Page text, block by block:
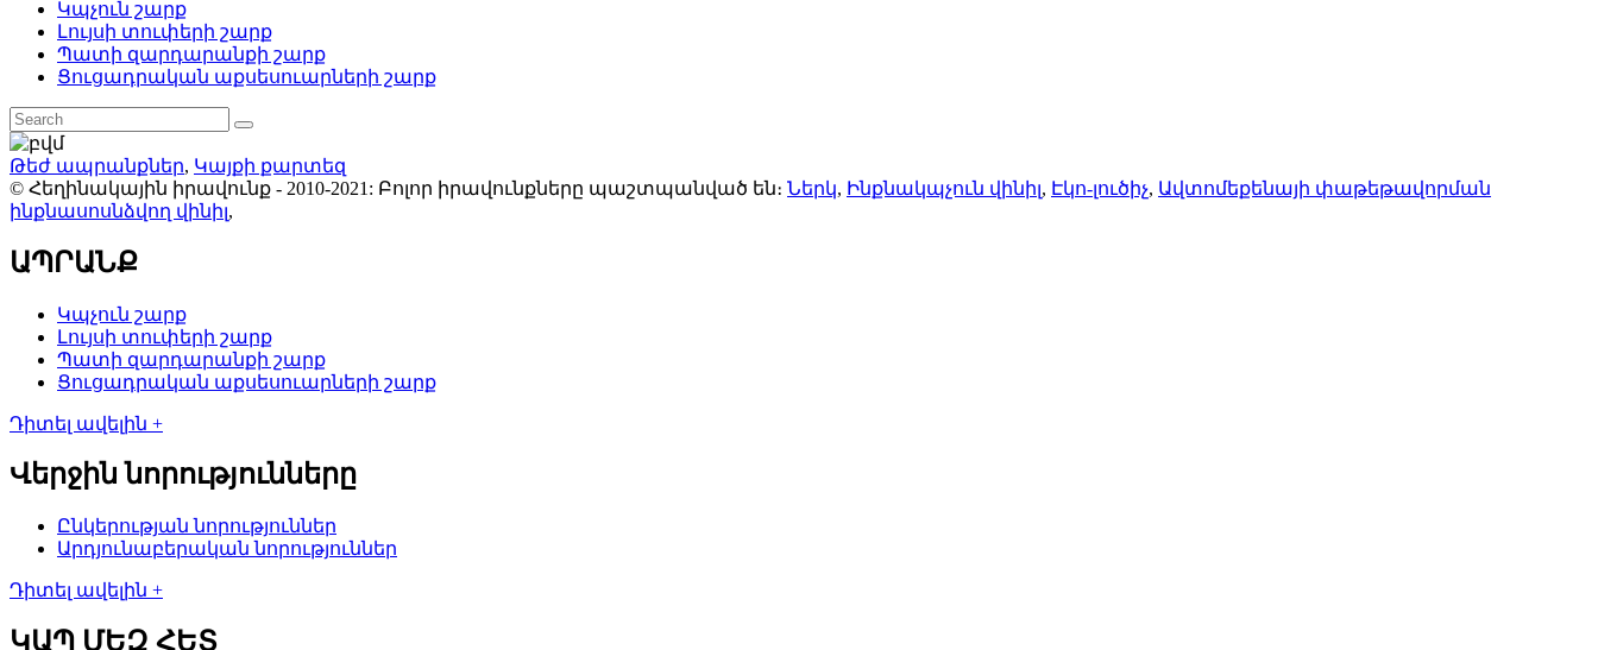
Կպչուն շարք
Լույսի տուփերի շարք
Պատի զարդարանքի շարք
Ցուցադրական աքսեսուարների շարք
Թեժ ապրանքներ, Կայքի քարտեզ
© Հեղինակային իրավունք - 2010-2021: Բոլոր իրավունքները պաշտպանված են։ Ներկ, Ինքնակպչուն վինիլ, Էկո-լուծիչ, Ավտոմեքենայի փաթեթավորման
ինքնասոսնձվող վինիլ,
ԱՊՐԱՆՔ
Կպչուն շարք
Լույսի տուփերի շարք
Պատի զարդարանքի շարք
Ցուցադրական աքսեսուարների շարք
Դիտել ավելին +
Վերջին նորությունները
Ընկերության նորություններ
Արդյունաբերական նորություններ
Դիտել ավելին +
ԿԱՊ ՄԵԶ ՀԵՏ